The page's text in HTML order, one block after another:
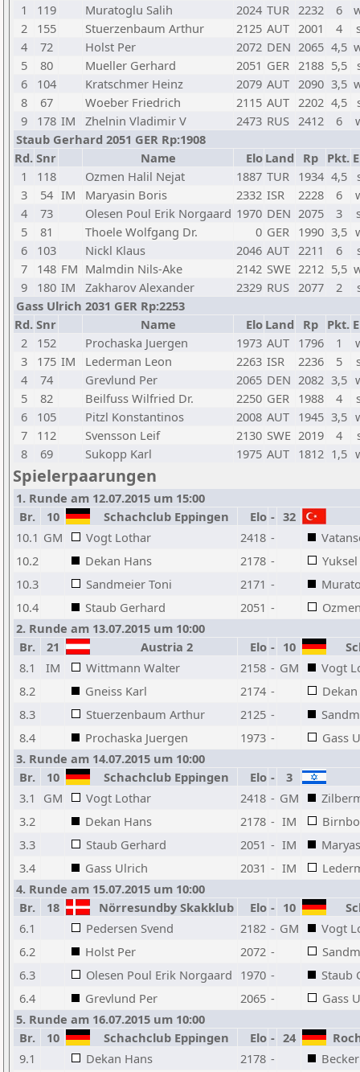
1
119 Muratoglu Salih 2024 TUR 2232 6
2
155 Stuerzenbaum Arthur 2125 AUT 2001 4
4
72 Holst Per 2072 DEN 2065 4,5
5
80 Mueller Gerhard 2051 GER 2188 5,5
6
104 Kratschmer Heinz 2079 AUT 2090 3,5
8
67 Woeber Friedrich 2115 AUT 2202 4,5
9
178 IM Zhelnin Vladimir V 2473 RUS 2412 6
Staub Gerhard 2051 GER Rp:1908
Rd. Snr Name Elo Land Rp Pkt.
1
118 Ozmen Halil Nejat 1887 TUR 1934 4,5
3
54 IM Maryasin Boris 2332 ISR 2228 6
4
73 Olesen Poul Erik Norgaard 1970 DEN 2075 3
5
81 Thoele Wolfgang Dr. 0 GER 1990 3,5
6
103 Nickl Klaus 2046 AUT 2211 6
7
148 FM Malmdin Nils-Ake 2142 SWE 2212 5,5
9
180 IM Zakharov Alexander 2329 RUS 2077 2
Gass Ulrich 2031 GER Rp:2253
Rd. Snr Name Elo Land Rp Pkt.
2
152 Prochaska Juergen 1973 AUT 1796 1
3
175 IM Lederman Leon 2263 ISR 2236 5
4
74 Grevlund Per 2065 DEN 2082 3,5
5
82 Beilfuss Wilfried Dr. 2250 GER 1988 4
6
105 Pitzl Konstantinos 2008 AUT 1945 3,5
7
112 Svensson Leif 2130 SWE 2019 4
8
69 Sukopp Karl 1975 AUT 1812 1,5
Spielerpaarungen
1. Runde am 12.07.2015 um 15:00
Br.
10 Schachclub Eppingen Elo - 32
10.1 GM Vogt Lothar 2418 -
10.2
Dekan Hans 2178 -
10.3
Sandmeier Toni 2171 -
10.4
Staub Gerhard 2051 -
2. Runde am 13.07.2015 um 10:00
Br.
21 Austria 2 Elo - 10
8.1
IM Wittmann Walter 2158 - GM
Vogt
8.2
Gneiss Karl 2174 -
8.3
Stuerzenbaum Arthur 2125 -
8.4
Prochaska Juergen 1973 -
Gass
3. Runde am 14.07.2015 um 10:00
Br.
10 Schachclub Eppingen Elo -
3
3.1
GM Vogt Lothar 2418 - GM
3.2
Dekan Hans 2178 - IM
3.3
Staub Gerhard 2051 - IM
3.4
Gass Ulrich 2031 - IM
4. Runde am 15.07.2015 um 10:00
Br.
18 Nörresundby Skakklub Elo - 10
6.1
Pedersen Svend 2182 - GM
Vogt
6.2
Holst Per 2072 -
6.3
Olesen Poul Erik Norgaard 1970 -
Staub
6.4
Grevlund Per 2065 -
Gass
5. Runde am 16.07.2015 um 10:00
Br.
10 Schachclub Eppingen Elo - 24
9.1
Dekan Hans 2178 -